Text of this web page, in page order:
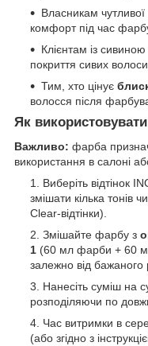
Власникам
комфорт під час
Клієнтам із
покриття сивих
Тим, хто цінує
волосся після
Як
Важливо: фарба
використання в салоні
Виберіть відтінок
змішати кілька тонів
Clear-відтінки).
Змішайте фарбу з
1 (60 мл фарби + 60
залежно від бажаного
Нанесіть суміш на
розподіляючи по
Час витримки в
(або згідно з